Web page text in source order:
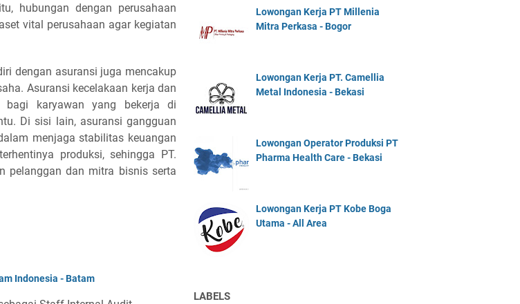
hubungan dengan perusahaan
vital perusahaan agar kegiatan
dengan asuransi juga mencakup
Asuransi kecelakaan kerja dan
bagi karyawan yang bekerja di
Di sisi lain, asuransi gangguan
menjaga stabilitas keuangan
produksi, sehingga PT.
pelanggan dan mitra bisnis serta
Indonesia - Batam
Lowongan Kerja PT Millenia
Mitra Perkasa - Bogor
Lowongan Kerja PT. Camellia
Metal Indonesia - Bekasi
Lowongan Operator Produksi PT
Pharma Health Care - Bekasi
Lowongan Kerja PT Kobe Boga
Utama - All Area
LABELS